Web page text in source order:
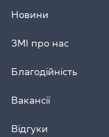
Новини
ЗМІ про нас
Благодійність
Вакансії
Відгуки